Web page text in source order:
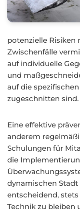
potenzielle
Zwischenfälle
auf individuelle
und
auf die
zugeschnitten sind.
Eine effektive
anderem
Schulungen für
die
dynamischen
entscheidend,
Technik zu bleiben